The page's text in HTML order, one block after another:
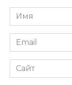
Имя
*
Email
*
Сайт